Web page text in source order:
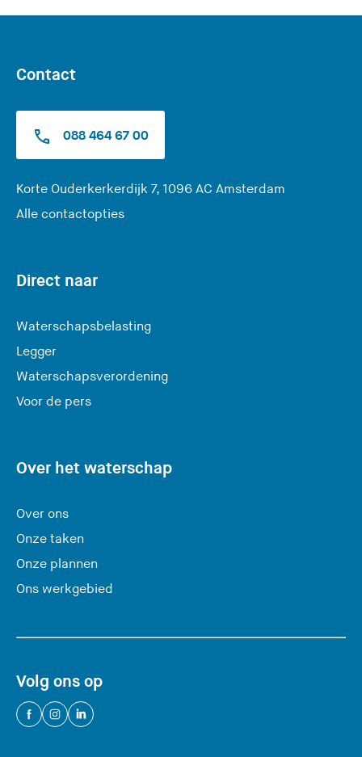
Contact
088 464 67 00
Korte Ouderkerkerdijk 7, 1096 AC Amsterdam
Alle contactopties
Direct naar
Waterschapsbelasting
Legger
Waterschapsverordening
Voor de pers
Over het waterschap
Over ons
Onze taken
Onze plannen
Ons werkgebied
Volg ons op
(
(
(